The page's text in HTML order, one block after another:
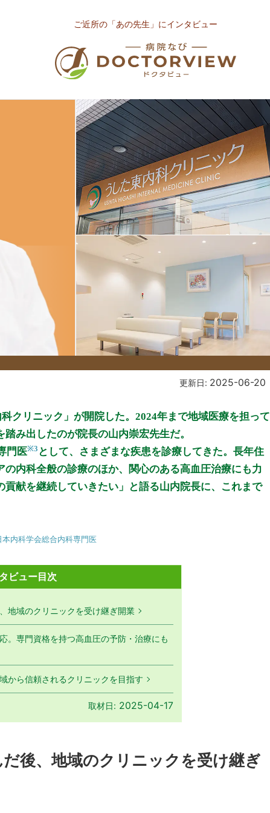
ご近所の「あの先生」にインタビュー
更新日: 2025-06-20
クリニック」が開院した。2024年まで地域医療を担って
み出したのが院長の山内崇宏先生だ。
門医※3 として、さまざまな疾患を診療してきた。長年住
内科全般の診療のほか、関心のある高血圧治療にも力
献を継続していきたい」と語る山内院長に、これまで
内科学会総合内科専門医
ビュー目次
地域のクリニックを受け継ぎ開業
。専門資格を持つ高血圧の予防・治療にも
から信頼されるクリニックを目指す
取材日: 2025-04-17
後、地域のクリニックを受け継ぎ